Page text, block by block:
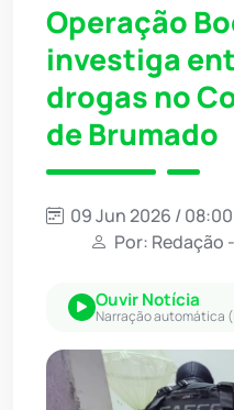
Operação
investiga
drogas no
de Brumado
09 Jun 2026 / 08:00
Por: Redação
Ouvir Notícia
Narração automática